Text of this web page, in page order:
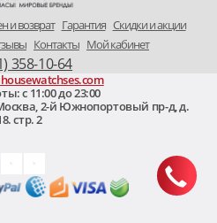
и возврат Гарантия Скидки и акции
Контакты Мой кабинет
358-10-64
c 11:00 до 23:00
,2-й Южнопортовый пр-д, д.
стр. 2